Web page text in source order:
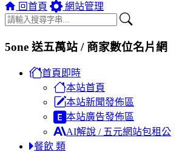
回首頁 網站管理
5one 送五萬站 / 商家數位名片網
首頁即時
本站首頁
本站新聞發佈區
本站廣告發佈區
AI解說 / 五元網站包租公
餐飲 類